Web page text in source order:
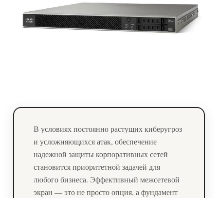
В условиях постоянно растущих киберугроз
и усложняющихся атак, обеспечение
надежной защиты корпоративных сетей
становится приоритетной задачей для
любого бизнеса. Эффективный межсетевой
экран — это не просто опция, а фундамент